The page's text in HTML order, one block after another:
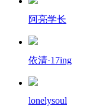
阿亮学长
依清·17ing
lonelysoul